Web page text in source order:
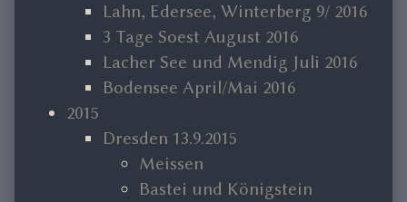
Lahn, Edersee, Winterberg 9/ 2016
3 Tage Soest August 2016
Lacher See und Mendig Juli 2016
Bodensee April/Mai 2016
2015
Dresden 13.9.2015
Meissen
Bastei und Königstein